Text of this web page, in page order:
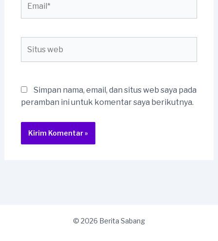
web
Simpan nama, email, dan situs web saya pada
peramban ini untuk komentar saya berikutnya.
© 2026 Berita Sabang